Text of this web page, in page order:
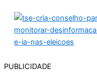
PUBLICIDADE